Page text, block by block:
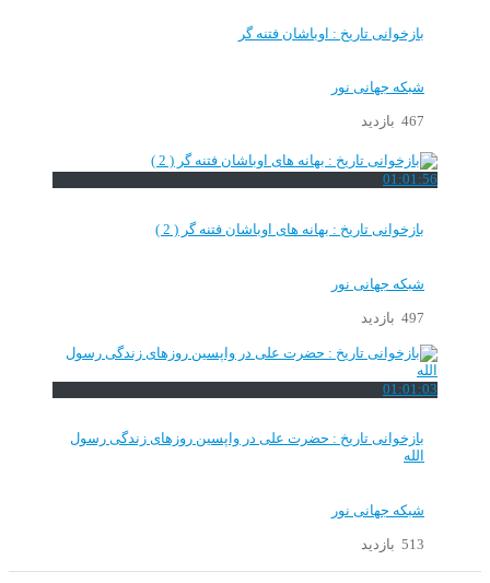
بازخوانی تاریخ : اوباشان فتنه گر
شبکه جهانی نور
467 بازدید
01:01:56
بازخوانی تاریخ : بهانه های اوباشان فتنه گر ( 2 )
شبکه جهانی نور
497 بازدید
01:01:03
بازخوانی تاریخ : حضرت علی در واپسین روزهای زندگی رسول
الله
شبکه جهانی نور
513 بازدید